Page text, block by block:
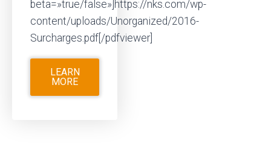
beta=»true/false»]https://nks.com/wp-
content/uploads/Unorganized/2016-
Surcharges.pdf[/pdfviewer]
LEARN
MORE